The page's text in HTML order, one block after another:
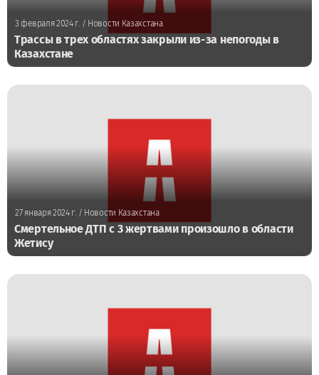
3 февраля 2024 г./ Новости Казахстана
Трассы в трех областях закрыли из-за непогоды в
Казахстане
27 января 2024 г./ Новости Казахстана
Смертельное ДТП с 3 жертвами произошло в области
Жетису